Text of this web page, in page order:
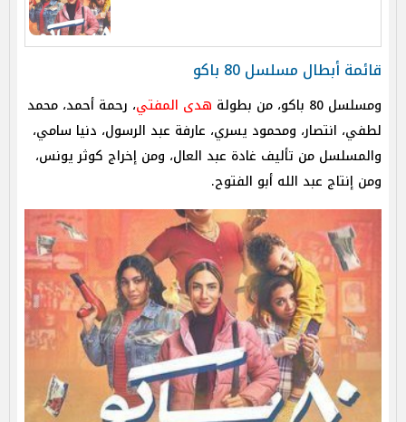
قائمة أبطال مسلسل 80 باكو
ومسلسل 80 باكو، من بطولة هدى المفتي، رحمة أحمد، محمد
لطفي، انتصار، ومحمود يسري، عارفة عبد الرسول، دنيا سامي،
والمسلسل من تأليف غادة عبد العال، ومن إخراج كوثر يونس،
ومن إنتاج عبد الله أبو الفتوح.